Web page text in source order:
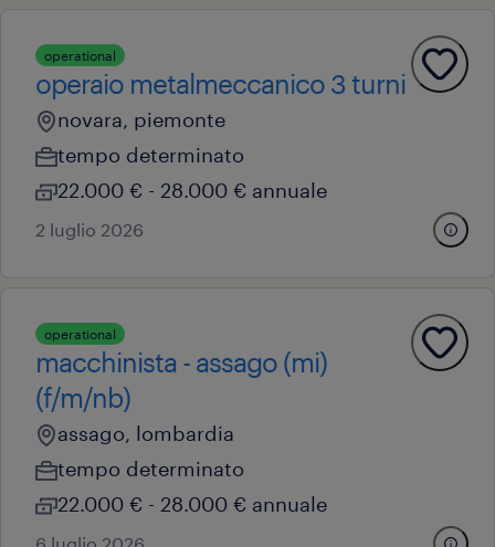
operational
operaio metalmeccanico 3 turni
novara, piemonte
tempo determinato
22.000 € - 28.000 € annuale
2 luglio 2026
operational
macchinista - assago (mi)
(f/m/nb)
assago, lombardia
tempo determinato
22.000 € - 28.000 € annuale